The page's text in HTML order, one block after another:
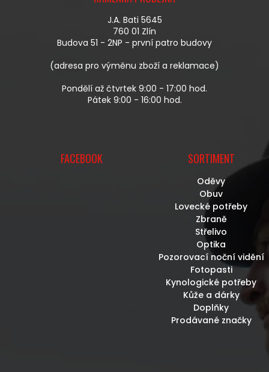
K
Y
V
Ý
I
U
J.A. Bati 5645
760 01 Zlín
Budova 51 - 2NP - první patro budovy
(adresa pro výměnu zboží a reklamace)
Pondělí až čtvrtek 9:00 - 17:00 hod.
Pátek 9:00 - 16:00 hod.
FACEBOOK SORTIMENT
Oděvy
Obuv
Lovecké potřeby
Zbraně
Střelivo
Optika
Pozorovací noční vidění
Fotopasti
Kynologické potřeby
Kůže a dárky
Doplňky
Prodávané značky